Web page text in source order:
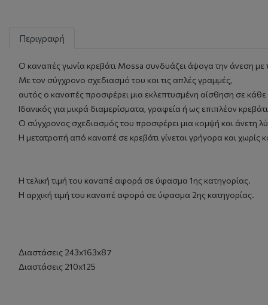
Περιγραφή
Ο καναπές γωνία κρεβάτι Mossa συνδυάζει άψογα την άνεση με
Με τον σύγχρονο σχεδιασμό του και τις απλές γραμμές,
αυτός ο καναπές προσφέρει μια εκλεπτυσμένη αίσθηση σε
Ιδανικός για μικρά διαμερίσματα, γραφεία ή ως επιπλέον
Ο σύγχρονος σχεδιασμός του προσφέρει μια κομψή και άνετη
Η μετατροπή από καναπέ σε κρεβάτι γίνεται γρήγορα και χωρίς
Η τελική τιμή του καναπέ αφορά σε ύφασμα 1ης κατηγορίας.
Η αρχική τιμή του καναπέ αφορά σε ύφασμα 2ης κατηγορίας.
Διαστάσεις 243x163x87
Διαστάσεις 210x125